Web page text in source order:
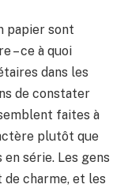
papier sont
– ce à quoi
dans les
de constater
faites à
plutôt que
série. Les gens
de charme, et les